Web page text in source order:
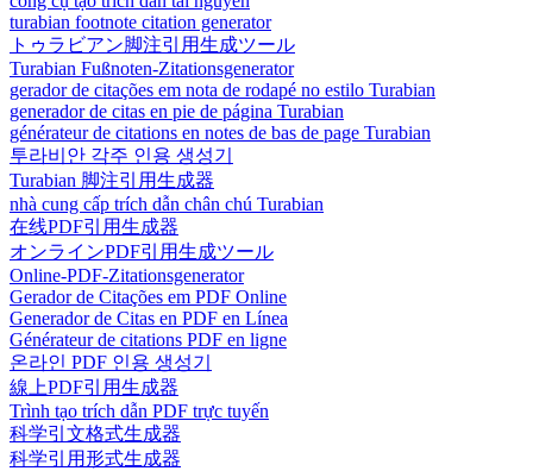
turabian footnote citation generator
トゥラビアン脚注引用生成ツール
Turabian Fußnoten-Zitationsgenerator
gerador de citações em nota de rodapé no estilo Turabian
generador de citas en pie de página Turabian
générateur de citations en notes de bas de page Turabian
투라비안 각주 인용 생성기
Turabian 脚注引用生成器
nhà cung cấp trích dẫn chân chú Turabian
在线PDF引用生成器
オンラインPDF引用生成ツール
Online-PDF-Zitationsgenerator
Gerador de Citações em PDF Online
Generador de Citas en PDF en Línea
Générateur de citations PDF en ligne
온라인 PDF 인용 생성기
線上PDF引用生成器
Trình tạo trích dẫn PDF trực tuyến
科学引文格式生成器
科学引用形式生成器